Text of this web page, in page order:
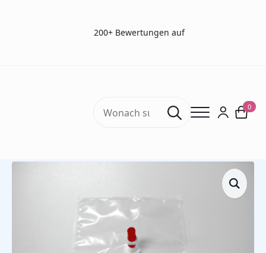
200+ Bewertungen auf
Search
for:
0
Tedlar Bags